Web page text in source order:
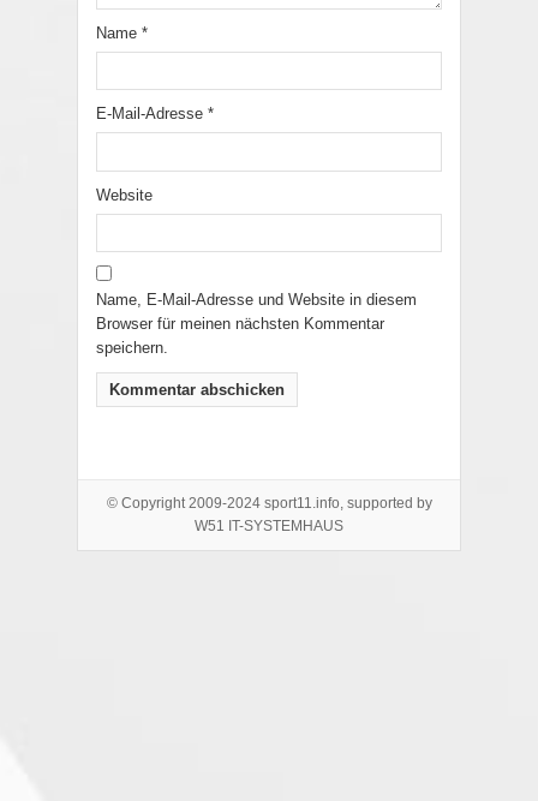
Name *
E-Mail-Adresse *
Website
Name, E-Mail-Adresse und Website in diesem
Browser für meinen nächsten Kommentar
speichern.
© Copyright 2009-2024 sport11.info, supported by
W51 IT-SYSTEMHAUS